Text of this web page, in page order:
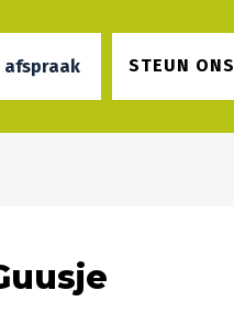
STEUN ONS
afspraak